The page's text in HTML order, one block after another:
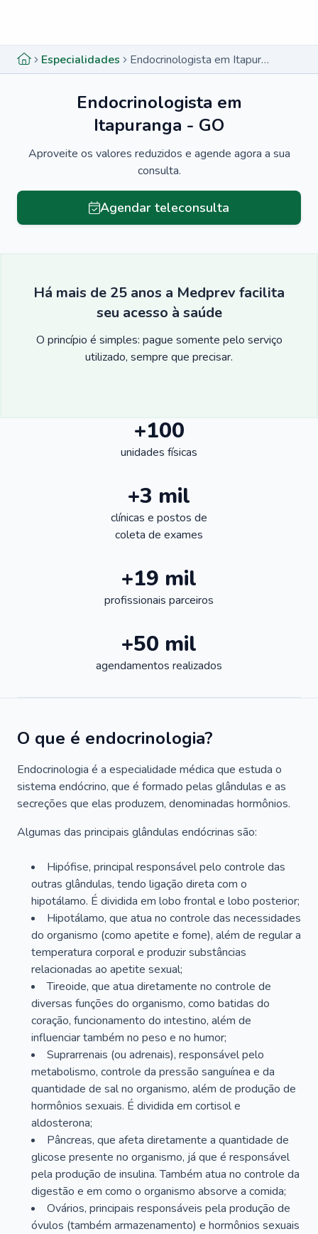
Especialidades Endocrinologista em Itapuranga - GO
Endocrinologista em
Itapuranga - GO
Aproveite os valores reduzidos e agende agora a sua
consulta.
Agendar teleconsulta
Há mais de 25 anos a Medprev facilita
seu acesso à saúde
O princípio é simples: pague somente pelo serviço
utilizado, sempre que precisar.
+100
unidades físicas
+3 mil
clínicas e postos de
coleta de exames
+19 mil
profissionais parceiros
+50 mil
agendamentos realizados
O que é endocrinologia?
Endocrinologia é a especialidade médica que estuda o
sistema endócrino, que é formado pelas glândulas e as
secreções que elas produzem, denominadas hormônios.
Algumas das principais glândulas endócrinas são:
Hipófise, principal responsável pelo controle das
outras glândulas, tendo ligação direta com o
hipotálamo. É dividida em lobo frontal e lobo posterior;
Hipotálamo, que atua no controle das necessidades
do organismo (como apetite e fome), além de regular a
temperatura corporal e produzir substâncias
relacionadas ao apetite sexual;
Tireoide, que atua diretamente no controle de
diversas funções do organismo, como batidas do
coração, funcionamento do intestino, além de
influenciar também no peso e no humor;
Suprarrenais (ou adrenais), responsável pelo
metabolismo, controle da pressão sanguínea e da
quantidade de sal no organismo, além de produção de
hormônios sexuais. É dividida em cortisol e
aldosterona;
Pâncreas, que afeta diretamente a quantidade de
glicose presente no organismo, já que é responsável
pela produção de insulina. Também atua no controle da
digestão e em como o organismo absorve a comida;
Ovários, principais responsáveis pela produção de
óvulos (também armazenamento) e hormônios sexuais